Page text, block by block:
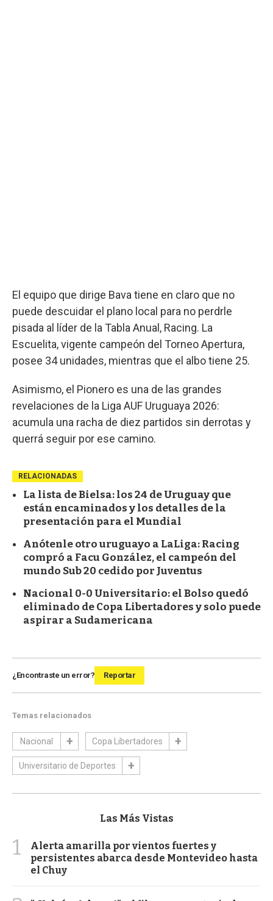
El equipo que dirige Bava tiene en claro que no
puede descuidar el plano local para no perdrle
pisada al líder de la Tabla Anual, Racing. La
Escuelita, vigente campeón del Torneo Apertura,
posee 34 unidades, mientras que el albo tiene 25.
Asimismo, el Pionero es una de las grandes
revelaciones de la Liga AUF Uruguaya 2026:
acumula una racha de diez partidos sin derrotas y
querrá seguir por ese camino.
RELACIONADAS
La lista de Bielsa: los 24 de Uruguay que
están encaminados y los detalles de la
presentación para el Mundial
Anótenle otro uruguayo a LaLiga: Racing
compró a Facu González, el campeón del
mundo Sub 20 cedido por Juventus
Nacional 0-0 Universitario: el Bolso quedó
eliminado de Copa Libertadores y solo puede
aspirar a Sudamericana
¿Encontraste un error? Reportar
Temas relacionados
Nacional Copa Libertadores
Universitario de Deportes
Las Más Vistas
1
Alerta amarilla por vientos fuertes y
persistentes abarca desde Montevideo hasta
el Chuy